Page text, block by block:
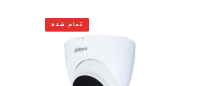
تمام شده